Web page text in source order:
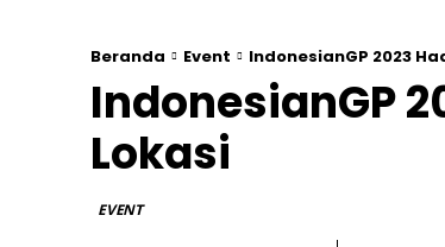
Beranda Event IndonesianGP 2023
IndonesianGP
Lokasi
EVENT